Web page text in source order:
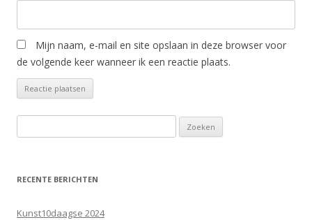
Mijn naam, e-mail en site opslaan in deze browser voor
de volgende keer wanneer ik een reactie plaats.
naar:
RECENTE BERICHTEN
Kunst10daagse 2024